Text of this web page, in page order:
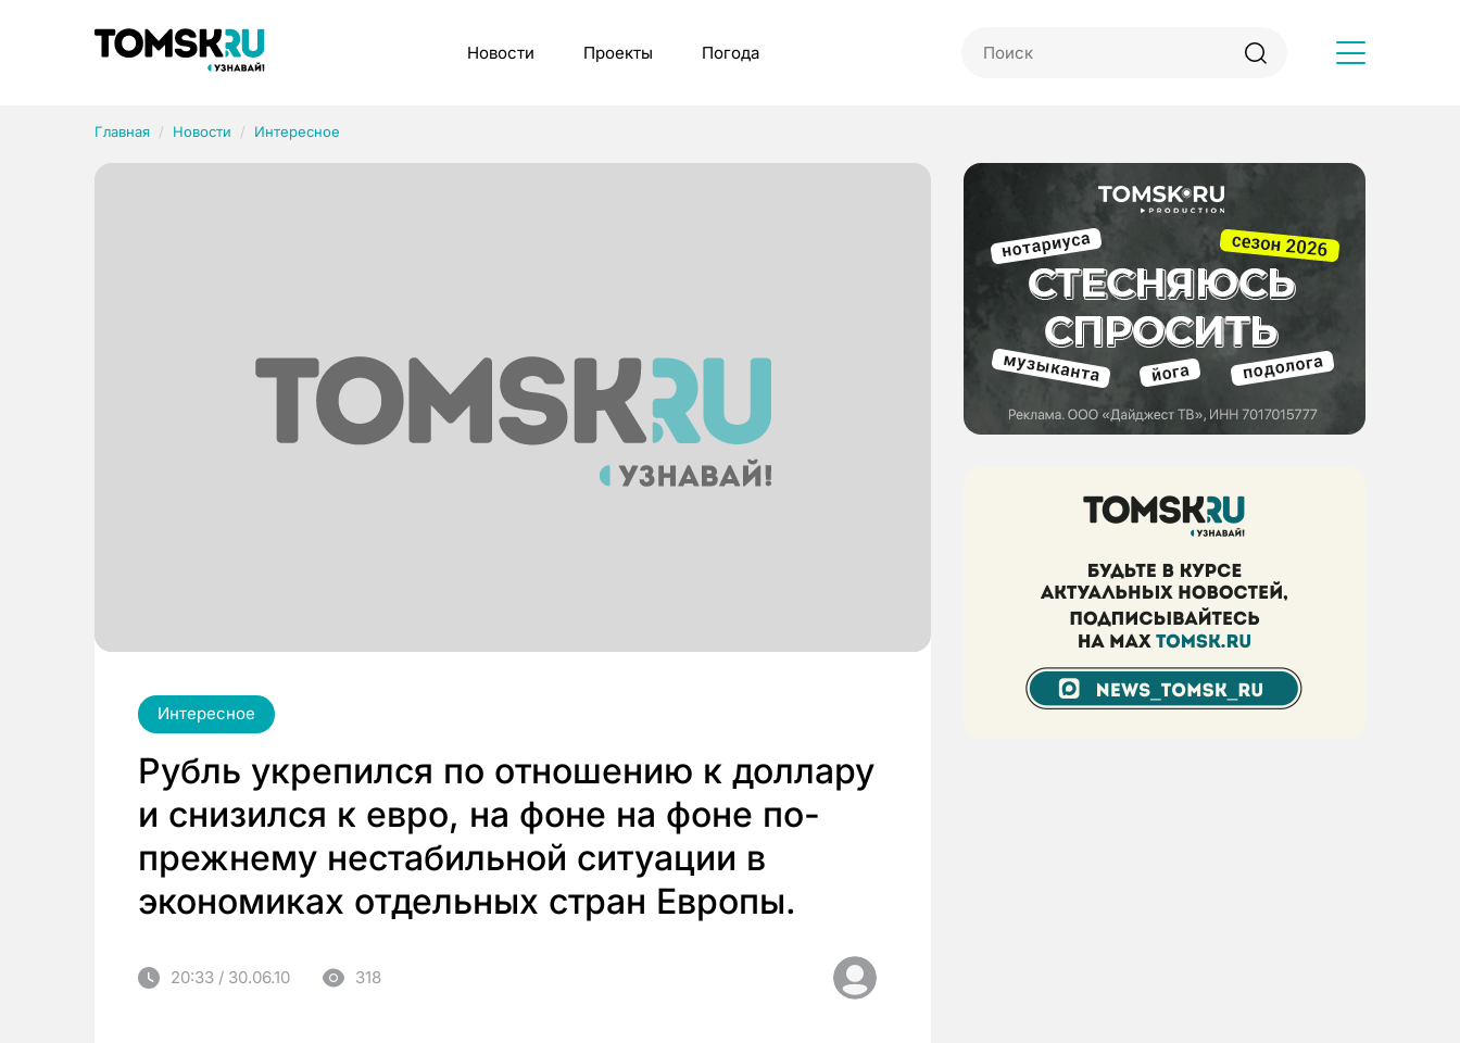
Новости Проекты Погода
Главная Новости Интересное
Интересное
Рубль укрепился по отношению к доллару
и снизился к евро, на фоне на фоне по-
прежнему нестабильной ситуации в
экономиках отдельных стран Европы.
20:33 / 30.06.10 318
Рубрики